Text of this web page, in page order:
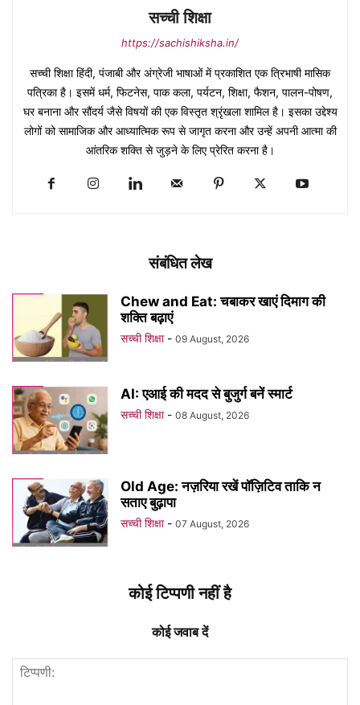
सच्ची शिक्षा
https://sachishiksha.in/
सच्ची शिक्षा हिंदी, पंजाबी और अंग्रेजी भाषाओं में प्रकाशित एक त्रिभाषी मासिक
पत्रिका है। इसमें धर्म, फिटनेस, पाक कला, पर्यटन, शिक्षा, फैशन, पालन-पोषण,
घर बनाना और सौंदर्य जैसे विषयों की एक विस्तृत श्रृंखला शामिल है। इसका उद्देश्य
लोगों को सामाजिक और आध्यात्मिक रूप से जागृत करना और उन्हें अपनी आत्मा की
आंतरिक शक्ति से जुड़ने के लिए प्रेरित करना है।
संबंधित लेख
Chew and Eat: चबाकर खाएं दिमाग की
शक्ति बढ़ाएं
सच्ची शिक्षा - 09 August, 2026
AI: एआई की मदद से बुजुर्ग बनें स्मार्ट
सच्ची शिक्षा - 08 August, 2026
Old Age: नज़रिया रखें पॉज़िटिव ताकि न
सताए बुढ़ापा
सच्ची शिक्षा - 07 August, 2026
कोई टिप्पणी नहीं है
कोई जवाब दें